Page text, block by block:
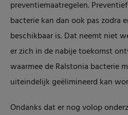
preventiemaatregelen.
bacterie kan dan ook pas zodra
beschikbaar is. Dat neemt niet
er zich in de nabije toekomst
waarmee de Ralstonia bacterie
uiteindelijk geëlimineerd kan
Ondanks dat er nog volop